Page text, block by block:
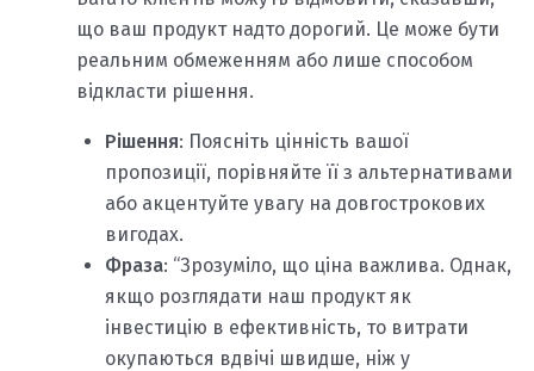
що ваш продукт надто дорогий. Це може бути
реальним обмеженням або лише способом
відкласти рішення.
Рішення: Поясніть цінність вашої
пропозиції, порівняйте її з альтернативами
або акцентуйте увагу на довгострокових
вигодах.
Фраза: “Зрозуміло, що ціна важлива. Однак,
якщо розглядати наш продукт як
інвестицію в ефективність, то витрати
окупаються вдвічі швидше, ніж у